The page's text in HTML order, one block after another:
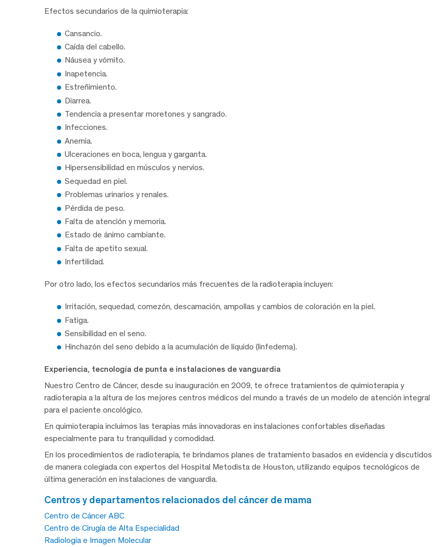
Efectos secundarios de la quimioterapia:
Cansancio.
Caída del cabello.
Náusea y vómito.
Inapetencia.
Estreñimiento.
Diarrea.
Tendencia a presentar moretones y sangrado.
Infecciones.
Anemia.
Ulceraciones en boca, lengua y garganta.
Hipersensibilidad en músculos y nervios.
Sequedad en piel.
Problemas urinarios y renales.
Pérdida de peso.
Falta de atención y memoria.
Estado de ánimo cambiante.
Falta de apetito sexual.
Infertilidad.
Por otro lado, los efectos secundarios más frecuentes de la radioterapia incluyen:
Irritación, sequedad, comezón, descamación, ampollas y cambios de coloración en la piel.
Fatiga.
Sensibilidad en el seno.
Hinchazón del seno debido a la acumulación de líquido (linfedema).
Experiencia, tecnología de punta e instalaciones de vanguardia
Nuestro Centro de Cáncer, desde su inauguración en 2009, te ofrece tratamientos de quimioterapia y
radioterapia a la altura de los mejores centros médicos del mundo a través de un modelo de atención integral
para el paciente oncológico.
En quimioterapia incluimos las terapias más innovadoras en instalaciones confortables diseñadas
especialmente para tu tranquilidad y comodidad.
En los procedimientos de radioterapia, te brindamos planes de tratamiento basados en evidencia y discutidos
de manera colegiada con expertos del Hospital Metodista de Houston, utilizando equipos tecnológicos de
última generación en instalaciones de vanguardia.
centros y departamentos relacionados del cáncer de mama
Centro de Cáncer ABC
Centro de Cirugía de Alta Especialidad
Radiología e Imagen Molecular